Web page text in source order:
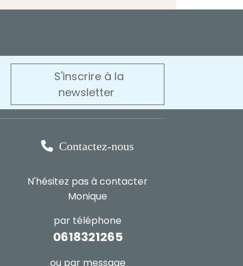
S'inscrire à la
newsletter
 Contactez-nous
N'hésitez pas à contacter
Monique
par téléphone
0618321265
ou par message